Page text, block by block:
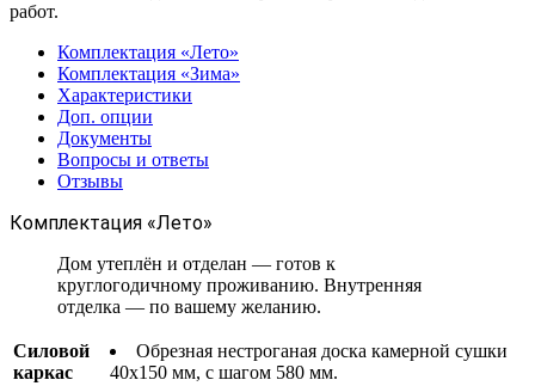
работ.
Комплектация «Лето»
Комплектация «Зима»
Характеристики
Доп. опции
Документы
Вопросы и ответы
Отзывы
Комплектация «Лето»
Дом утеплён и отделан — готов к
круглогодичному проживанию. Внутренняя
отделка — по вашему желанию.
Силовой
каркас
Обрезная нестроганая доска камерной сушки
40х150 мм, с шагом 580 мм.